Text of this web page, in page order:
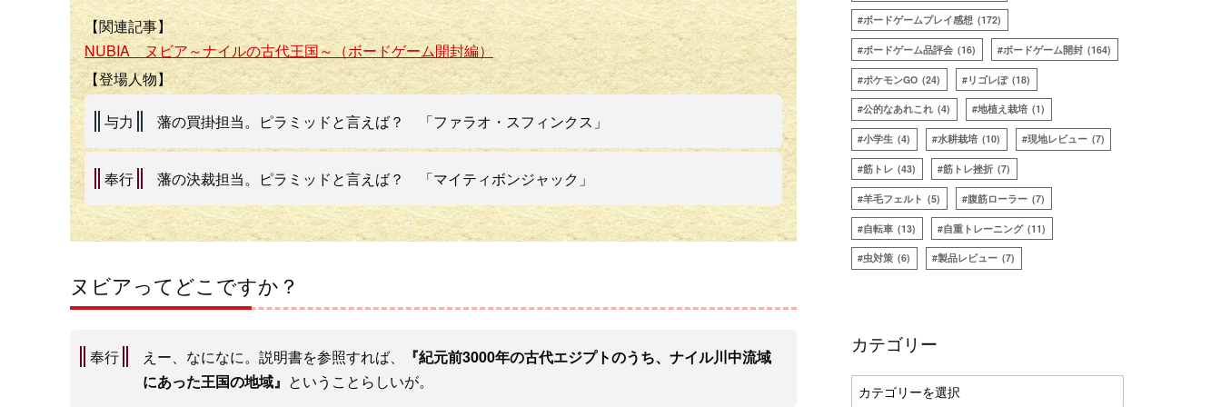
【関連記事】
NUBIA ヌビア～ナイルの古代王国～（ボードゲーム開封編）
【登場人物】
与力 藩の買掛担当。ピラミッドと言えば？ 「ファラオ・スフィンクス」
奉行 藩の決裁担当。ピラミッドと言えば？ 「マイティボンジャック」
ヌビアってどこですか？
奉行 えー、なになに。説明書を参照すれば、
『紀元前3000年の古代エジプトのうち、ナイル川中流域
にあった王国の地域』 ということらしいが。
ボードゲームプレイ感想 (172)
ボードゲーム品評会 (16) ボードゲーム開封 (164)
ポケモンGO (24) リゴレぽ (18)
公的なあれこれ (4) 地植え栽培 (1)
小学生 (4) 水耕栽培 (10) 現地レビュー (7)
筋トレ (43) 筋トレ挫折 (7)
羊毛フェルト (5) 腹筋ローラー (7)
自転車 (13) 自重トレーニング (11)
虫対策 (6) 製品レビュー (7)
カテゴリー
カ